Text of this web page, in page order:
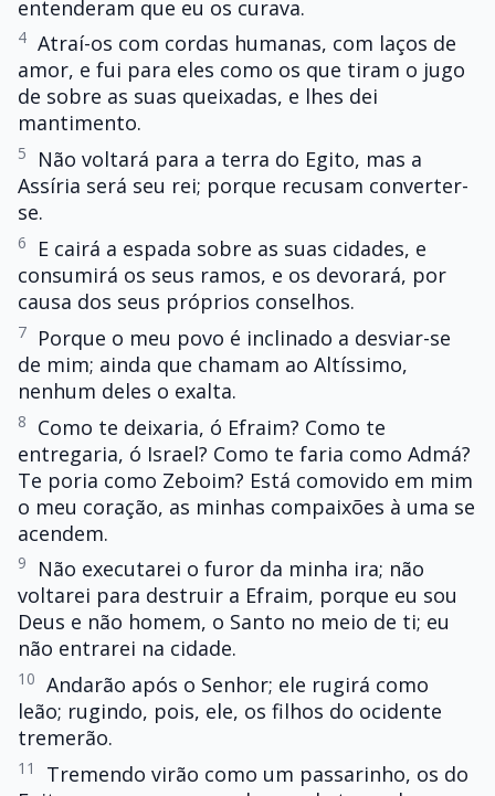
entenderam que eu os curava.
4 Atraí-os com cordas humanas, com laços de
amor, e fui para eles como os que tiram o jugo
de sobre as suas queixadas, e lhes dei
mantimento.
5
Não voltará para a terra do Egito, mas a
Assíria será seu rei; porque recusam converter-
se.
6
E cairá a espada sobre as suas cidades, e
consumirá os seus ramos, e os devorará, por
causa dos seus próprios conselhos.
7
Porque o meu povo é inclinado a desviar-se
de mim; ainda que chamam ao Altíssimo,
nenhum deles o exalta.
8
Como te deixaria, ó Efraim? Como te
entregaria, ó Israel? Como te faria como Admá?
Te poria como Zeboim? Está comovido em mim
o meu coração, as minhas compaixões à uma se
acendem.
9
Não executarei o furor da minha ira; não
voltarei para destruir a Efraim, porque eu sou
Deus e não homem, o Santo no meio de ti; eu
não entrarei na cidade.
10 Andarão após o Senhor; ele rugirá como
leão; rugindo, pois, ele, os filhos do ocidente
tremerão.
11
Tremendo virão como um passarinho, os do